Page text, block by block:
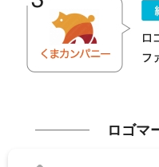
ロゴマ